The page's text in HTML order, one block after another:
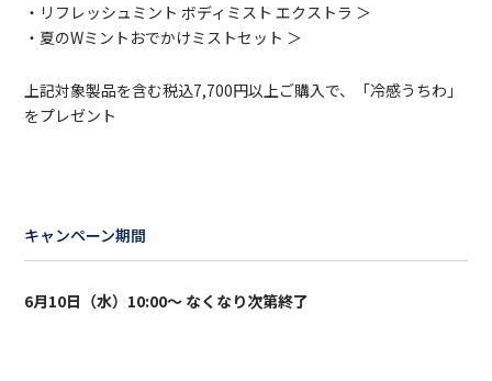
・ リフレッシュミント ボディミスト エクストラ ＞
・ 夏のWミントおでかけミストセット ＞
上記対象製品を含む税込7,700円以上ご購入で、「冷感うちわ」
をプレゼント
キャンペーン期間
6月10日（水）10:00～ なくなり次第終了